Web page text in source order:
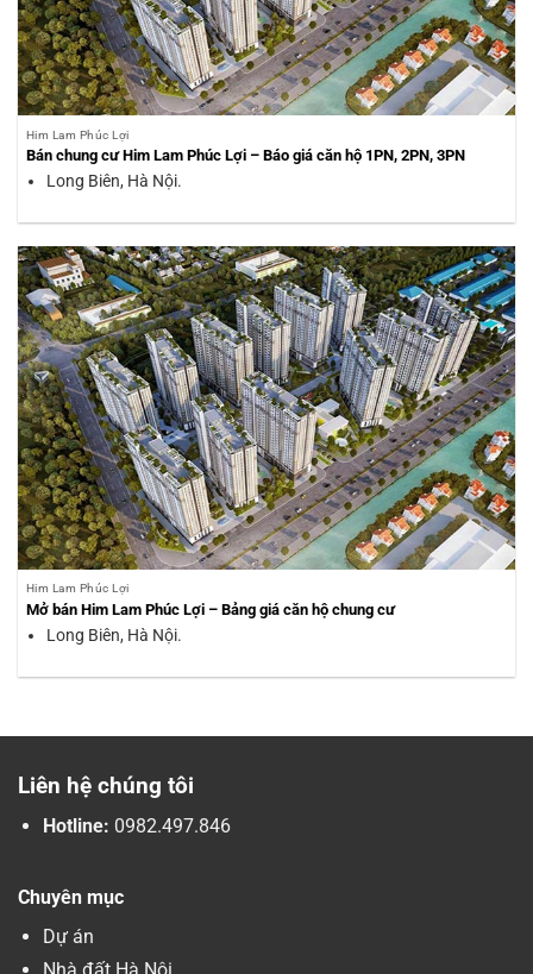
Him Lam Phúc Lợi
Bán chung cư Him Lam Phúc Lợi – Báo giá căn hộ 1PN, 2PN, 3PN
Long Biên, Hà Nội.
Him Lam Phúc Lợi
Mở bán Him Lam Phúc Lợi – Bảng giá căn hộ chung cư
Long Biên, Hà Nội.
Liên hệ chúng tôi
Hotline: 0982.497.846
Chuyên mục
Dự án